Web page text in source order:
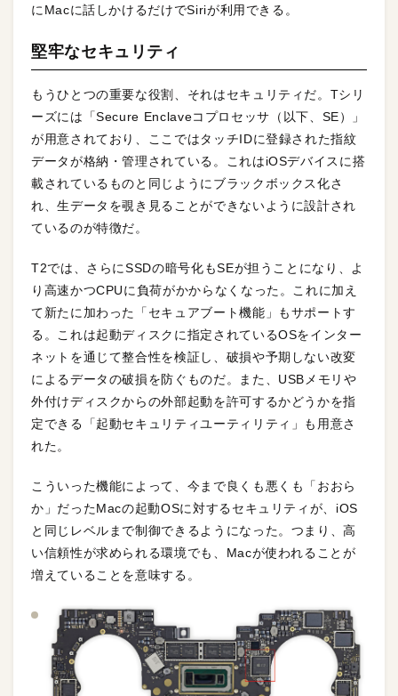
にMacに話しかけるだけでSiriが利用できる。
堅牢なセキュリティ
もうひとつの重要な役割、それはセキュリティだ。Tシリ
ーズには「Secure Enclaveコプロセッサ（以下、SE）」
が用意されており、ここではタッチIDに登録された指紋
データが格納・管理されている。これはiOSデバイスに搭
載されているものと同じようにブラックボックス化さ
れ、生データを覗き見ることができないように設計され
ているのが特徴だ。
T2では、さらにSSDの暗号化もSEが担うことになり、よ
り高速かつCPUに負荷がかからなくなった。これに加え
て新たに加わった「セキュアブート機能」もサポートす
る。これは起動ディスクに指定されているOSをインター
ネットを通じて整合性を検証し、破損や予期しない改変
によるデータの破損を防ぐものだ。また、USBメモリや
外付けディスクからの外部起動を許可するかどうかを指
定できる「起動セキュリティユーティリティ」も用意さ
れた。
こういった機能によって、今まで良くも悪くも「おおら
か」だったMacの起動OSに対するセキュリティが、iOS
と同じレベルまで制御できるようになった。つまり、高
い信頼性が求められる環境でも、Macが使われることが
増えていることを意味する。